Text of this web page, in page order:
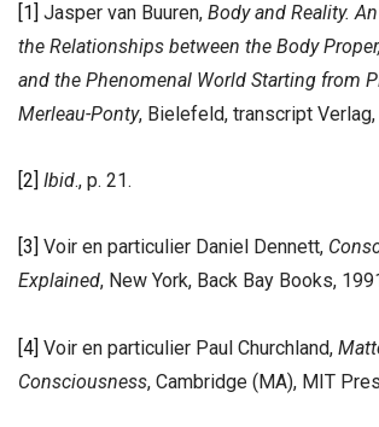
[1] Jasper van Buuren, Body and Reality.
the Relationships between the Body
and the Phenomenal World Starting from
Merleau-Ponty, Bielefeld, transcript Verlag,
[2] Ibid., p. 21.
[3] Voir en particulier Daniel Dennett,
Explained, New York, Back Bay Books,
[4] Voir en particulier Paul Churchland,
Consciousness, Cambridge (MA), MIT